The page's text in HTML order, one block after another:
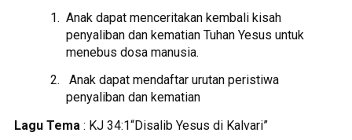
Anak dapat menceritakan kembali kisah
penyaliban dan kematian Tuhan Yesus untuk
menebus dosa manusia.
Anak dapat mendaftar urutan peristiwa
penyaliban dan kematian
Lagu Tema : KJ 34:1“Disalib Yesus di Kalvari”